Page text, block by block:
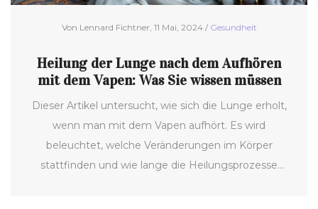
Von Lennard Fichtner, 11 Mai, 2024 / Gesundheit
Heilung der Lunge nach dem Aufhören
mit dem Vapen: Was Sie wissen müssen
Dieser Artikel untersucht, wie sich die Lunge erholt,
wenn man mit dem Vapen aufhört. Es wird
beleuchtet, welche Veränderungen im Körper
stattfinden und wie lange die Heilungsprozesse